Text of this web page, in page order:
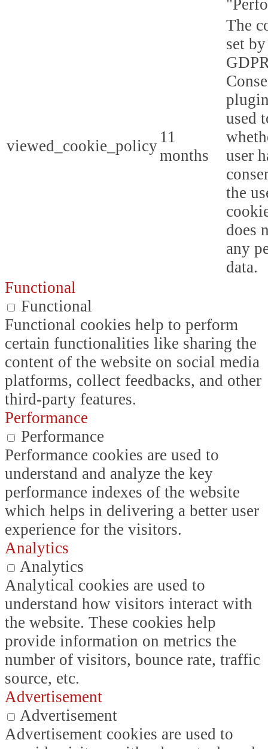
viewed_cookie_policy 11
months
The
set
used
user
the
does
any
data.
Functional
Functional
Functional cookies help to perform
certain functionalities like sharing the
content of the website on social media
platforms, collect feedbacks, and other
third-party features.
Performance
Performance
Performance cookies are used to
understand and analyze the key
performance indexes of the website
which helps in delivering a better user
experience for the visitors.
Analytics
Analytics
Analytical cookies are used to
understand how visitors interact with
the website. These cookies help
provide information on metrics the
number of visitors, bounce rate, traffic
source, etc.
Advertisement
Advertisement
Advertisement cookies are used to